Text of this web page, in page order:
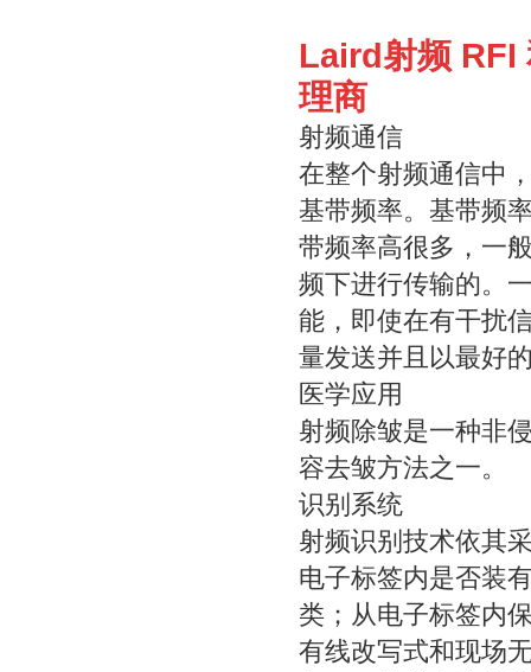
Laird射频 RFI
理商
射频通信
在整个射频通信中
基带频率。基带频
带频率高很多，一
频下进行传输的。
能，即使在有干扰
量发送并且以最好
医学应用
射频除皱是一种非
容去皱方法之一。
识别系统
射频识别技术依其
电子标签内是否装
类；从电子标签内
有线改写式和现场